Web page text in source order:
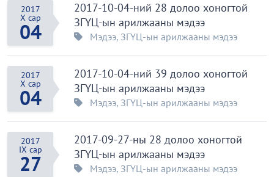
2017
X сар
04
2017-10-04-ний 28 долоо хоногтой
ЗГҮЦ-ын арилжааны мэдээ
Мэдээ, ЗГҮЦ-ын арилжааны мэдээ
2017
X сар
04
2017-10-04-ний 39 долоо хоногтой
ЗГҮЦ-ын арилжааны мэдээ
Мэдээ, ЗГҮЦ-ын арилжааны мэдээ
2017
IX сар
27
2017-09-27-ны 28 долоо хоногтой
ЗГҮЦ-ын арилжааны мэдээ
Мэдээ, ЗГҮЦ-ын арилжааны мэдээ